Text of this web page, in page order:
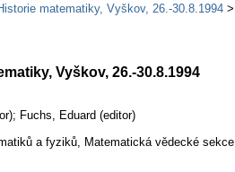
matematiky, Vyškov, 26.-30.8.1994
Vyškov, 26.-30.8.1994
Fuchs, Eduard (editor)
a fyziků, Matematická vědecké sekce